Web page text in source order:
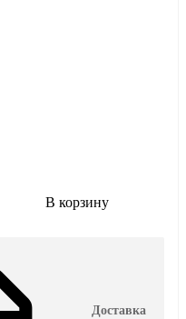
В корзину
Доставка